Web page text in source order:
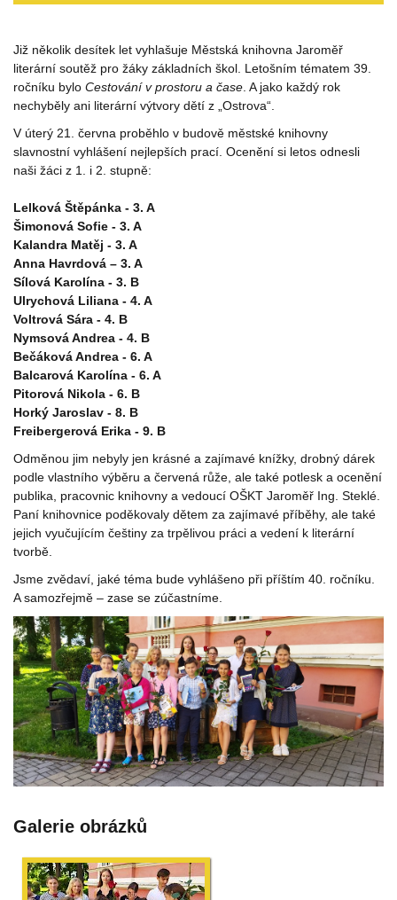
Již několik desítek let vyhlašuje Městská knihovna Jaroměř
literární soutěž pro žáky základních škol. Letošním tématem 39.
ročníku bylo Cestování v prostoru a čase . A jako každý rok
nechyběly ani literární výtvory dětí z „Ostrova“.
V úterý 21. června proběhlo v budově městské knihovny
slavnostní vyhlášení nejlepších prací. Ocenění si letos odnesli
naši žáci z 1. i 2. stupně:
Lelková Štěpánka - 3. A
Šimonová Sofie - 3. A
Kalandra Matěj - 3. A
Anna Havrdová – 3. A
Sílová Karolína - 3. B
Ulrychová Liliana - 4. A
Voltrová Sára - 4. B
Nymsová Andrea - 4. B
Bečáková Andrea - 6. A
Balcarová Karolína - 6. A
Pitorová Nikola - 6. B
Horký Jaroslav - 8. B
Freibergerová Erika - 9. B
Odměnou jim nebyly jen krásné a zajímavé knížky, drobný dárek
podle vlastního výběru a červená růže, ale také potlesk a ocenění
publika, pracovnic knihovny a vedoucí OŠKT Jaroměř Ing. Steklé.
Paní knihovnice poděkovaly dětem za zajímavé příběhy, ale také
jejich vyučujícím češtiny za trpělivou práci a vedení k literární
tvorbě.
Jsme zvědaví, jaké téma bude vyhlášeno při příštím 40. ročníku.
A samozřejmě – zase se zúčastníme.
Galerie obrázků